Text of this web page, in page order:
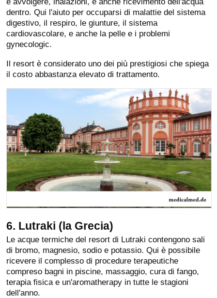
dentro. Qui l'aiuto per occuparsi di malattie del sistema
digestivo, il respiro, le giunture, il sistema
cardiovascolare, e anche la pelle e i problemi
gynecologic.
Il resort è considerato uno dei più prestigiosi che spiega
il costo abbastanza elevato di trattamento.
6. Lutraki (la Grecia)
Le acque termiche del resort di Lutraki contengono sali
di bromo, magnesio, sodio e potassio. Qui è possibile
ricevere il complesso di procedure terapeutiche
compreso bagni in piscine, massaggio, cura di fango,
terapia fisica e un'aromatherapy in tutte le stagioni
dell'anno.